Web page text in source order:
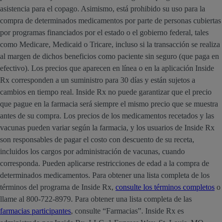
asistencia para el copago. Asimismo, está prohibido su uso para la
compra de determinados medicamentos por parte de personas cubiertas
por programas financiados por el estado o el gobierno federal, tales
como Medicare, Medicaid o Tricare, incluso si la transacción se realiza
al margen de dichos beneficios como paciente sin seguro (que paga en
efectivo). Los precios que aparecen en línea o en la aplicación Inside
Rx corresponden a un suministro para 30 días y están sujetos a
cambios en tiempo real. Inside Rx no puede garantizar que el precio
que pague en la farmacia será siempre el mismo precio que se muestra
antes de su compra. Los precios de los medicamentos recetados y las
vacunas pueden variar según la farmacia, y los usuarios de Inside Rx
son responsables de pagar el costo con descuento de su receta,
incluidos los cargos por administración de vacunas, cuando
corresponda. Pueden aplicarse restricciones de edad a la compra de
determinados medicamentos. Para obtener una lista completa de los
términos del programa de Inside Rx, consulte los términos completos o
llame al 800-722-8979. Para obtener una lista completa de las
farmacias participantes, consulte “Farmacias”. Inside Rx es